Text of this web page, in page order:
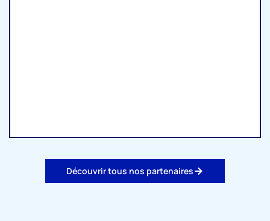
Découvrir tous nos partenaires